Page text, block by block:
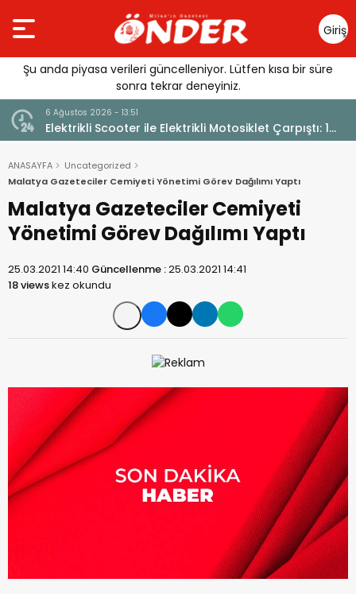
Giriş
Yap
Şu anda piyasa verileri güncelleniyor. Lütfen kısa bir süre
sonra tekrar deneyiniz.
6 Ağustos 2026 - 13:51
Elektrikli Scooter ile Elektrikli Motosiklet Çarpıştı: 1
Yaralı
ANASAYFA
Uncategorized
Malatya Gazeteciler Cemiyeti Yönetimi Görev Dağılımı Yaptı
Malatya Gazeteciler Cemiyeti
Yönetimi Görev Dağılımı Yaptı
25.03.2021 14:40 Güncellenme :25.03.2021 14:41
18 viewskez okundu